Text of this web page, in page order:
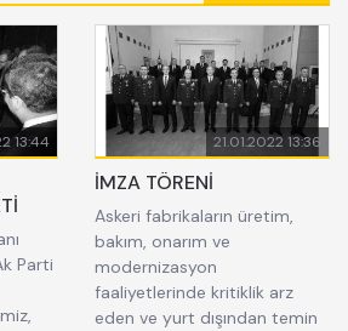
13:44
Parti
21.01.2022 13:36
İMZA TÖRENİ
Askeri fabrikaların üretim,
bakım, onarım ve
modernizasyon
faaliyetlerinde kritiklik arz
eden ve yurt dışından temin